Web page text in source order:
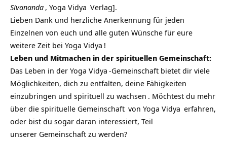
Sivananda , Yoga Vidya Verlag].
Lieben Dank und herzliche Anerkennung für jeden
Einzelnen von euch und alle guten Wünsche für eure
weitere Zeit bei Yoga Vidya !
Leben und Mitmachen in der spirituellen Gemeinschaft:
Das Leben in der Yoga Vidya -Gemeinschaft bietet dir viele
Möglichkeiten, dich zu entfalten, deine Fähigkeiten
einzubringen und spirituell zu wachsen . Möchtest du mehr
über die spirituelle Gemeinschaft von Yoga Vidya erfahren,
oder bist du sogar daran interessiert, Teil
unserer Gemeinschaft zu werden?